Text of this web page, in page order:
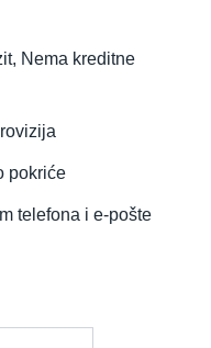
Nema kreditne
pokriće
telefona i e-pošte